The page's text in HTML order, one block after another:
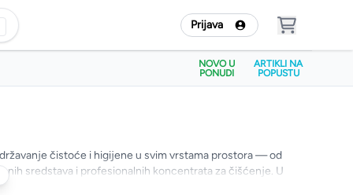
Prijava
NOVO U
PONUDI
ARTIKLI NA
POPUSTU
čistoće i higijene u svim vrstama prostora — od
sredstava i profesionalnih koncentrata za čišćenje. U
proizvodi te profesionalne mašine koje omogućavaju